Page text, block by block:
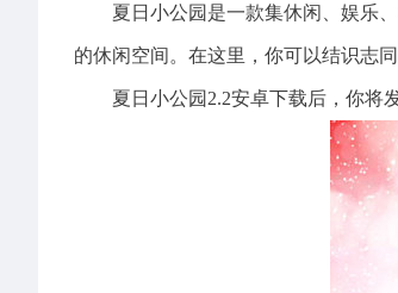
夏日小公园是一款集休闲、娱乐、
的休闲空间。在这里，你可以结识志
夏日小公园2.2安卓下载后，你将发